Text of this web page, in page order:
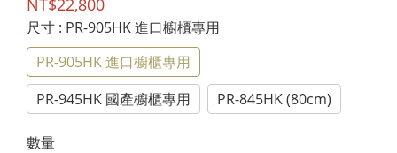
NT$22,800
尺寸 : PR-905HK 進口櫥櫃專用
PR-905HK 進口櫥櫃專用
PR-945HK 國產櫥櫃專用
PR-845HK (80cm)
數量